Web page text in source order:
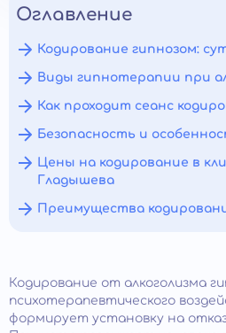
Оглавление
Кодирование гипнозом:
Виды гипнотерапии при
Как проходит сеанс
Безопасность и
Цены на кодирование в
Гладышева
Преимущества
Кодирование от алкоголизма
психотерапевтического
формирует установку на